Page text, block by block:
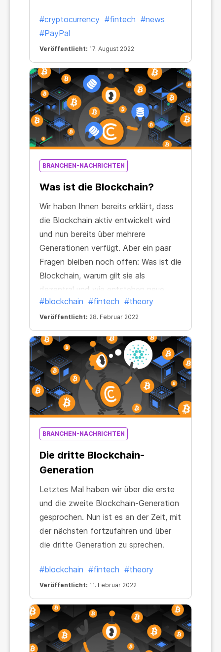
#cryptocurrency #fintech #news
#PayPal
Veröffentlicht: 17. August 2022
BRANCHEN-NACHRICHTEN
Was ist die Blockchain?
Wir haben Ihnen bereits erklärt, dass
die Blockchain aktiv entwickelt wird
und nun bereits über mehrere
Generationen verfügt. Aber ein paar
Fragen bleiben noch offen: Was ist die
Blockchain, warum gilt sie als
dezentral und wie entstehen neue
Blöcke? Finden Sie es heraus!
#blockchain #fintech #theory
Veröffentlicht: 28. Februar 2022
BRANCHEN-NACHRICHTEN
Die dritte Blockchain-
Generation
Letztes Mal haben wir über die erste
und die zweite Blockchain-Generation
gesprochen. Nun ist es an der Zeit, mit
der nächsten fortzufahren und über
die dritte Generation zu sprechen.
#blockchain #fintech #theory
Veröffentlicht: 11. Februar 2022